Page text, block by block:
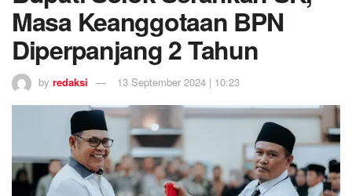
Masa Keanggotaan BPN
Diperpanjang 2 Tahun
by redaksi 13 September 2024 | 10:23